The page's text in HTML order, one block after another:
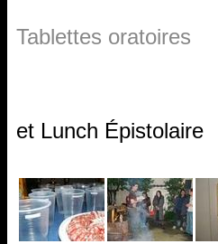
Tablettes oratoires
et Lunch Épistolaire